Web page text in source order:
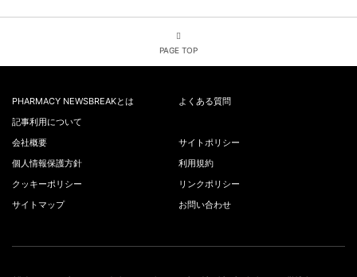
PAGE TOP
PHARMACY NEWSBREAKとは
よくある質問
記事利用について
会社概要
サイトポリシー
個人情報保護方針
利用規約
クッキーポリシー
リンクポリシー
サイトマップ
お問い合わせ